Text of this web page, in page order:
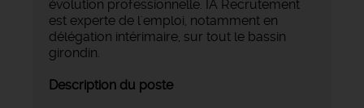
évolution professionnelle. IA Recrutement
est experte de l'emploi, notamment en
délégation intérimaire, sur tout le bassin
girondin.
Description du poste